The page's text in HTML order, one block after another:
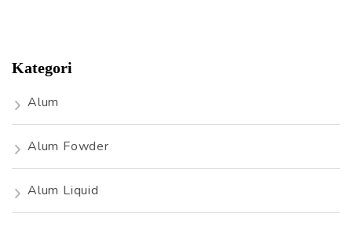
Kategori
Alum
Alum Fowder
Alum Liquid